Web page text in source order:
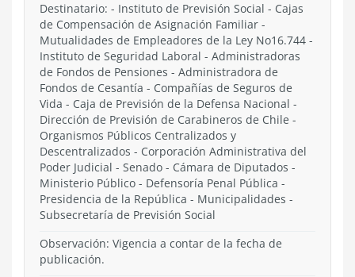
Destinatario: - Instituto de Previsión Social - Cajas
de Compensación de Asignación Familiar -
Mutualidades de Empleadores de la Ley No16.744 -
Instituto de Seguridad Laboral - Administradoras
de Fondos de Pensiones - Administradora de
Fondos de Cesantía - Compañías de Seguros de
Vida - Caja de Previsión de la Defensa Nacional -
Dirección de Previsión de Carabineros de Chile -
Organismos Públicos Centralizados y
Descentralizados - Corporación Administrativa del
Poder Judicial - Senado - Cámara de Diputados -
Ministerio Público - Defensoría Penal Pública -
Presidencia de la República - Municipalidades -
Subsecretaría de Previsión Social
Observación: Vigencia a contar de la fecha de
publicación.